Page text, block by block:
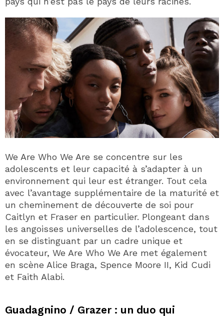
We Are Who We Are se concentre sur les
adolescents et leur capacité à s’adapter à un
environnement qui leur est étranger. Tout cela
avec l’avantage supplémentaire de la maturité et
un cheminement de découverte de soi pour
Caitlyn et Fraser en particulier. Plongeant dans
les angoisses universelles de l’adolescence, tout
en se distinguant par un cadre unique et
évocateur, We Are Who We Are met également
en scène Alice Braga, Spence Moore II, Kid Cudi
et Faith Alabi.
Guadagnino / Grazer : un duo qui